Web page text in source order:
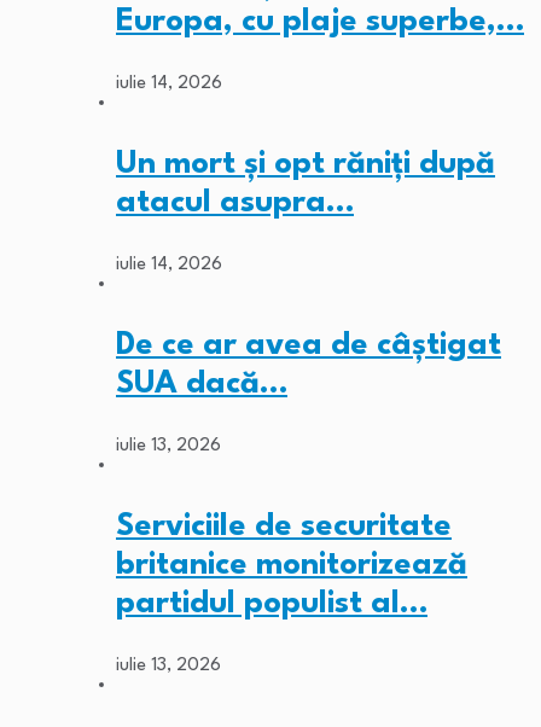
Europa, cu plaje superbe,…
iulie 14, 2026
Un mort și opt răniți după
atacul asupra…
iulie 14, 2026
De ce ar avea de câștigat
SUA dacă…
iulie 13, 2026
Serviciile de securitate
britanice monitorizează
partidul populist al…
iulie 13, 2026